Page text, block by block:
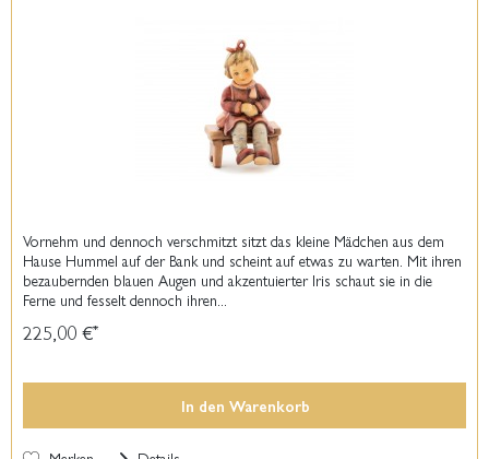
Vornehm und dennoch verschmitzt sitzt das kleine Mädchen aus dem
Hause Hummel auf der Bank und scheint auf etwas zu warten. Mit ihren
bezaubernden blauen Augen und akzentuierter Iris schaut sie in die
Ferne und fesselt dennoch ihren...
225,00 €*
In den Warenkorb